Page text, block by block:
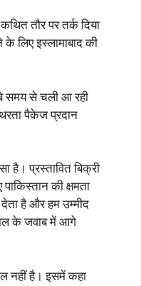
तौर पर तर्क दिया
लिए इस्लामाबाद की
समय से चली आ रही
पैकेज प्रदान
है। प्रस्तावित बिक्री
की क्षमता
है और हम उम्मीद
के जवाब में आगे
नहीं है। इसमें कहा